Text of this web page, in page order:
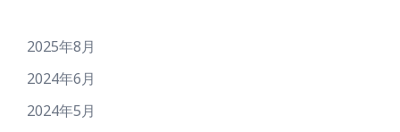
2025年8月
2024年6月
2024年5月